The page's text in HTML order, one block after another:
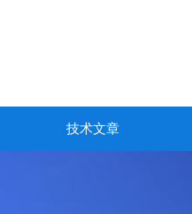
技术文章